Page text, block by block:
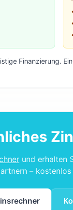
Finanzierung.
und erhalten
–